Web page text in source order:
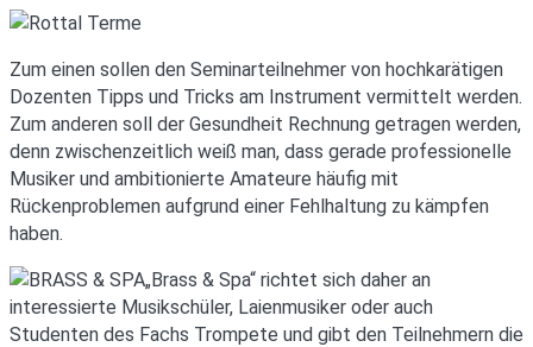
Zum einen sollen den Seminarteilnehmer von hochkarätigen
Dozenten Tipps und Tricks am Instrument vermittelt werden.
Zum anderen soll der Gesundheit Rechnung getragen werden,
denn zwischenzeitlich weiß man, dass gerade professionelle
Musiker und ambitionierte Amateure häufig mit
Rückenproblemen aufgrund einer Fehlhaltung zu kämpfen
haben.
„Brass & Spa“ richtet sich daher an
interessierte Musikschüler, Laienmusiker oder auch
Studenten des Fachs Trompete und gibt den Teilnehmern die